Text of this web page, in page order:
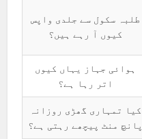
طلبہ سکول سے جلدی واپس
کیوں آ رہے ہیں؟
ہوائی جہاز یہاں کیوں
اتر رہا ہے؟
کیا تمہاری گھڑی روزانہ
پانچ منٹ پیچھے رہتی ہے؟